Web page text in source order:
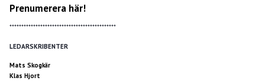
Prenumerera här!
*********************************************
LEDARSKRIBENTER
Mats Skogkär
Klas Hjort